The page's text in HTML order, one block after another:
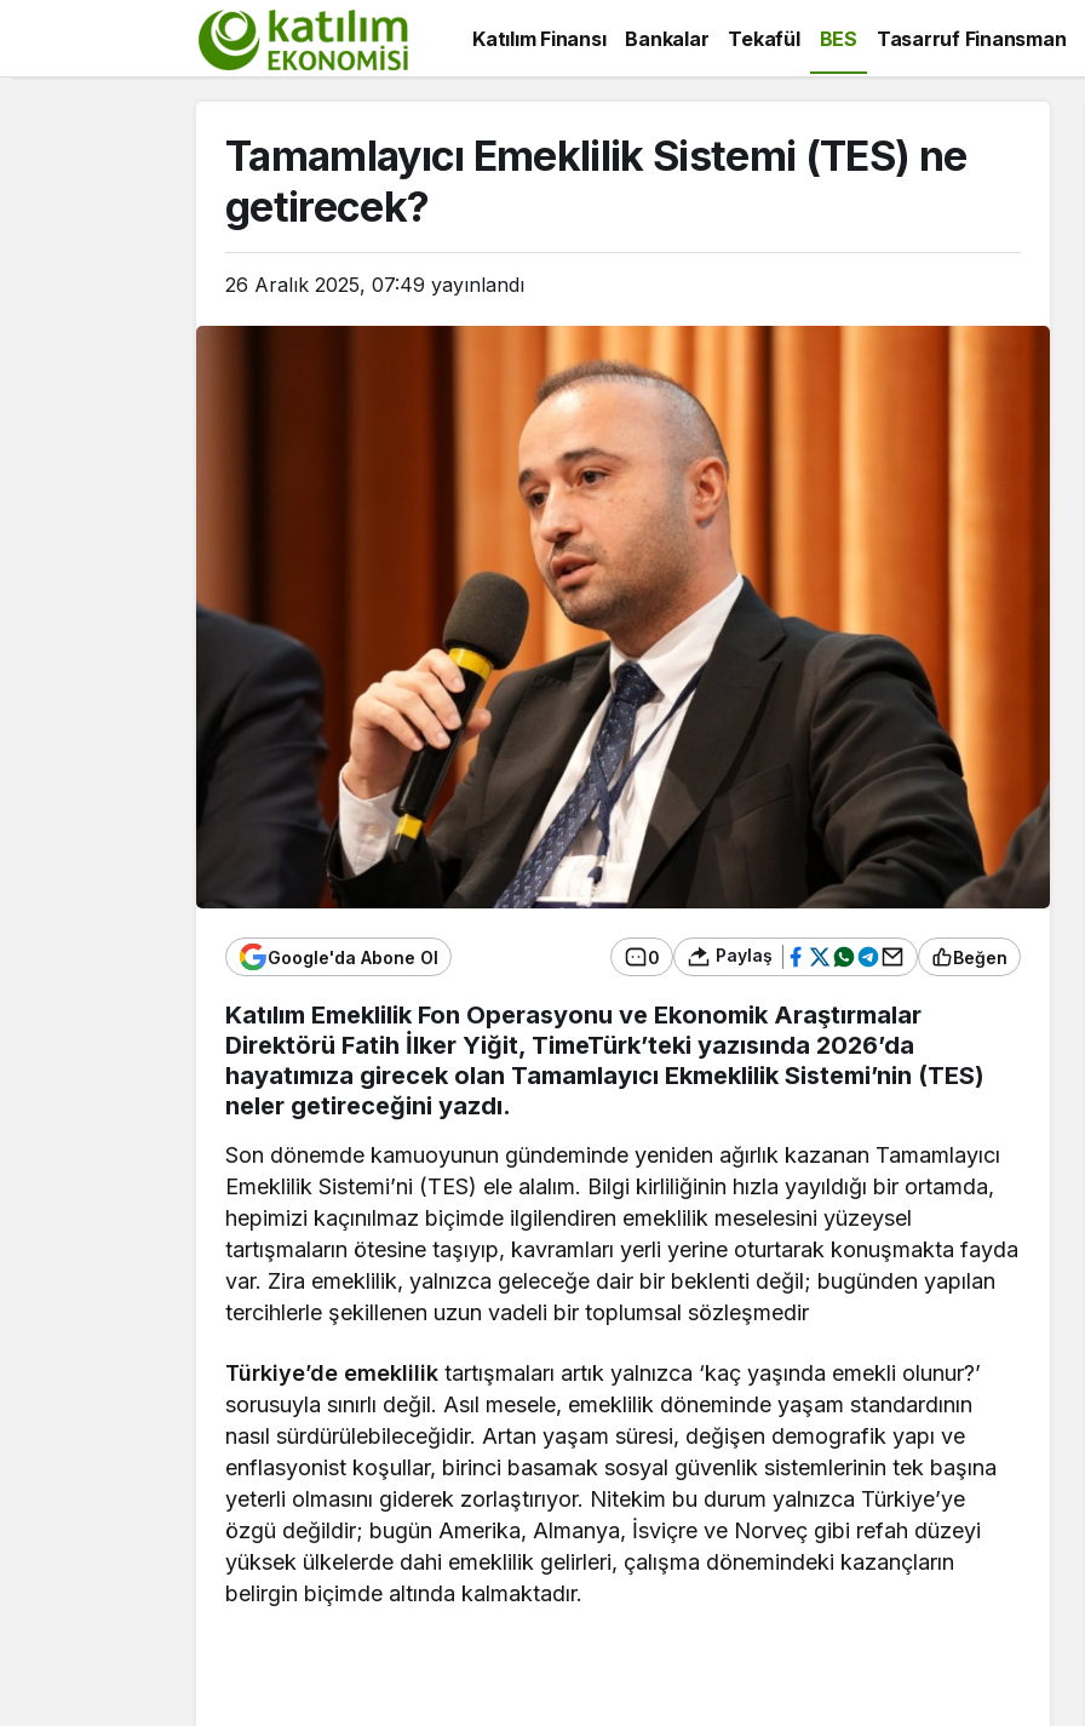
Katılım Finansı Bankalar Tekafül BES Tasarruf Finansman
Tamamlayıcı Emeklilik Sistemi (TES) ne
getirecek?
26 Aralık 2025, 07:49 yayınlandı
Google'da Abone Ol 0 Paylaş Beğen
Katılım Emeklilik Fon Operasyonu ve Ekonomik Araştırmalar
Direktörü Fatih İlker Yiğit, TimeTürk’teki yazısında 2026’da
hayatımıza girecek olan Tamamlayıcı Ekmeklilik Sistemi’nin (TES)
neler getireceğini yazdı.
Son dönemde kamuoyunun gündeminde yeniden ağırlık kazanan Tamamlayıcı
Emeklilik Sistemi’ni (TES) ele alalım. Bilgi kirliliğinin hızla yayıldığı bir ortamda,
hepimizi kaçınılmaz biçimde ilgilendiren emeklilik meselesini yüzeysel
tartışmaların ötesine taşıyıp, kavramları yerli yerine oturtarak konuşmakta fayda
var. Zira emeklilik, yalnızca geleceğe dair bir beklenti değil; bugünden yapılan
tercihlerle şekillenen uzun vadeli bir toplumsal sözleşmedir
Türkiye’de emeklilik tartışmaları artık yalnızca ‘kaç yaşında emekli olunur?’
sorusuyla sınırlı değil. Asıl mesele, emeklilik döneminde yaşam standardının
nasıl sürdürülebileceğidir. Artan yaşam süresi, değişen demografik yapı ve
enflasyonist koşullar, birinci basamak sosyal güvenlik sistemlerinin tek başına
yeterli olmasını giderek zorlaştırıyor. Nitekim bu durum yalnızca Türkiye’ye
özgü değildir; bugün Amerika, Almanya, İsviçre ve Norveç gibi refah düzeyi
yüksek ülkelerde dahi emeklilik gelirleri, çalışma dönemindeki kazançların
belirgin biçimde altında kalmaktadır.